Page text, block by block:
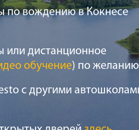
по вождению в Кокнесе
или дистанционное
обучение) по желанию
с другими